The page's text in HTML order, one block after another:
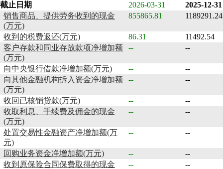
截止日期 2026-03-31
2025-12-31
销售商品、提供劳务收到的现金
(万元)
855865.81 1189291.24
收到的税费返还(万元) 86.31
11492.54
客户存款和同业存放款项净增加额
(万元)
-- --
向中央银行借款净增加额(万元) --
--
向其他金融机构拆入资金净增加额
(万元)
-- --
收回已核销贷款(万元) --
--
收取利息、手续费及佣金的现金
(万元)
-- --
处置交易性金融资产净增加额(万
元)
-- --
回购业务资金净增加额(万元) --
--
收到原保险合同保费取得的现金
-- --